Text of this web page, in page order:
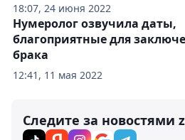
18:07, 24 июня 2022
12:41, 11 мая 2022
Нумеролог озвучила даты,
благоприятные для
брака
Следите за новостями